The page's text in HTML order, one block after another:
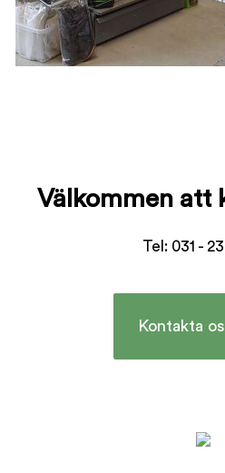
Välkommen att
Tel: 031 -
Kontakta